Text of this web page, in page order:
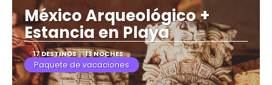
México Arqueológico +
Estancia en Playa
17 DESTINOS 13 NOCHES
Paquete de vacaciones